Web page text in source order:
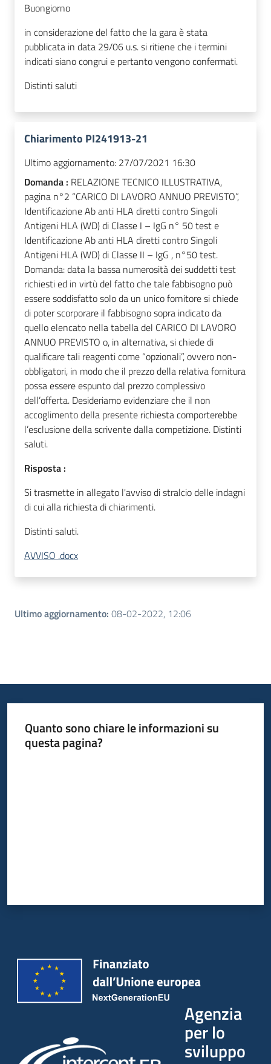
Buongiorno
in considerazione del fatto che la gara è stata
pubblicata in data 29/06 u.s. si ritiene che i termini
indicati siano congrui e pertanto vengono confermati.
Distinti saluti
Chiarimento PI241913-21
Ultimo aggiornamento: 27/07/2021 16:30
Domanda : RELAZIONE TECNICO ILLUSTRATIVA,
pagina n°2 “CARICO DI LAVORO ANNUO PREVISTO”,
Identificazione Ab anti HLA diretti contro Singoli
Antigeni HLA (WD) di Classe I – IgG n° 50 test e
Identificazione Ab anti HLA diretti contro Singoli
Antigeni HLA (WD) di Classe II – IgG , n°50 test.
Domanda: data la bassa numerosità dei suddetti test
richiesti ed in virtù del fatto che tale fabbisogno può
essere soddisfatto solo da un unico fornitore si chiede
di poter scorporare il fabbisogno sopra indicato da
quello elencato nella tabella del CARICO DI LAVORO
ANNUO PREVISTO o, in alternativa, si chiede di
qualificare tali reagenti come “opzionali”, ovvero non-
obbligatori, in modo che il prezzo della relativa fornitura
possa essere espunto dal prezzo complessivo
dell’offerta. Desideriamo evidenziare che il non
accoglimento della presente richiesta comporterebbe
l’esclusione della scrivente dalla competizione. Distinti
saluti.
Risposta :
Si trasmette in allegato l'avviso di stralcio delle indagni
di cui alla richiesta di chiarimenti.
Distinti saluti.
AVVISO .docx
Ultimo aggiornamento: 08-02-2022, 12:06
Quanto sono chiare le informazioni su
questa pagina?
Agenzia
per lo
sviluppo